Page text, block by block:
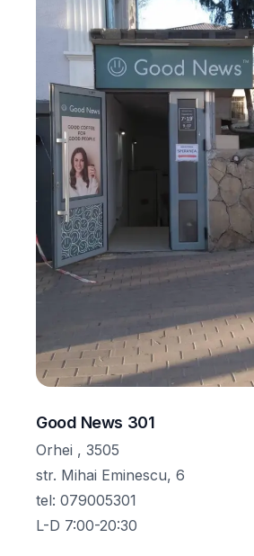
Good News 301
Orhei , 3505
str. Mihai Eminescu, 6
tel: 079005301
L-D 7:00-20:30